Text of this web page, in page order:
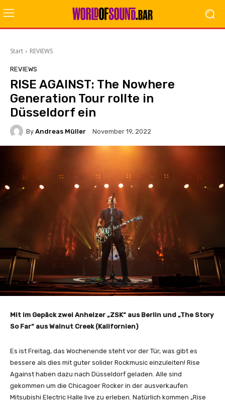
Start REVIEWS
REVIEWS
RISE AGAINST: The Nowhere
Generation Tour rollte in
Düsseldorf ein
By Andreas Müller November 19, 2022
Mit im Gepäck zwei Anheizer „ZSK“ aus Berlin und „The Story
So Far“ aus Walnut Creek (Kalifornien)
Es ist Freitag, das Wochenende steht vor der Tür, was gibt es
bessere als dies mit guter solider Rockmusic einzuleiten! Rise
Against haben dazu nach Düsseldorf geladen. Alle sind
gekommen um die Chicagoer Rocker in der ausverkaufen
Mitsubishi Electric Halle live zu erleben. Natürlich kommen „Rise